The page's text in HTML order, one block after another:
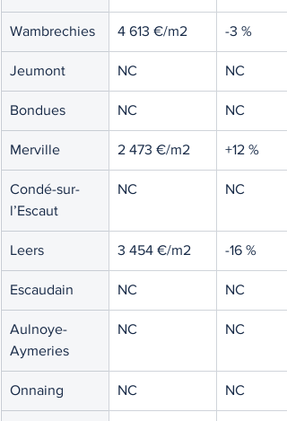
Wambrechies 4 613 €/m2 -3 %
Jeumont NC NC
Bondues NC NC
Merville 2 473 €/m2 +12 %
Condé-sur-
l’Escaut
NC NC
Leers 3 454 €/m2 -16 %
Escaudain NC NC
Aulnoye-
Aymeries
NC NC
Onnaing NC NC